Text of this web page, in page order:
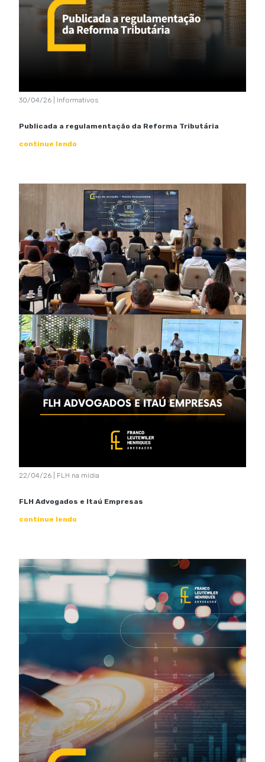
30/04/26 | Informativos
Publicada a regulamentação da Reforma Tributária
continue lendo
22/04/26 | FLH na mídia
FLH Advogados e Itaú Empresas
continue lendo